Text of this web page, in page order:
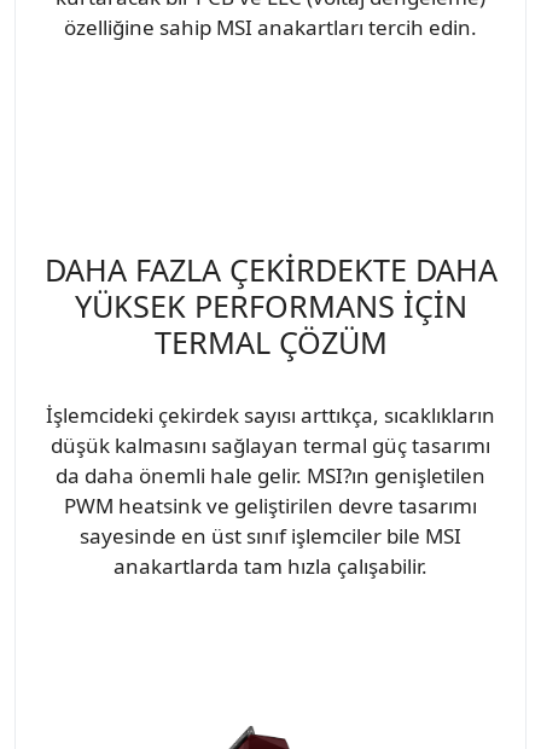
özelliğine sahip MSI anakartları tercih edin.
DAHA FAZLA ÇEKİRDEKTE DAHA
YÜKSEK PERFORMANS İÇİN
TERMAL ÇÖZÜM
İşlemcideki çekirdek sayısı arttıkça, sıcaklıkların
düşük kalmasını sağlayan termal güç tasarımı
da daha önemli hale gelir. MSI?ın genişletilen
PWM heatsink ve geliştirilen devre tasarımı
sayesinde en üst sınıf işlemciler bile MSI
anakartlarda tam hızla çalışabilir.